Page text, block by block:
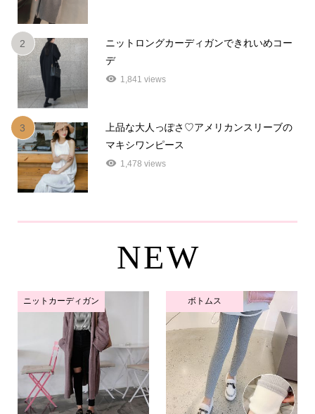
2
ニットロングカーディガンできれいめコー
デ
1,841 views
3
上品な大人っぽさ♡アメリカンスリーブの
マキシワンピース
1,478 views
NEW
ニットカーディガン ボトムス